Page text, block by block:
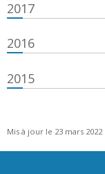
2017
2016
2015
Mis à jour le 23 mars 2022